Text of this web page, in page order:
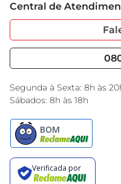
contribui para a
biodiversidade.
Sobre Privacidade
Portal do Fornecedo
Nossas Lojas
Garantia Estendida
Serviços
Black Friday
Encarte do Dia
Central de
Segunda à Sexta: 8h às
Sábados: 8h às 18h